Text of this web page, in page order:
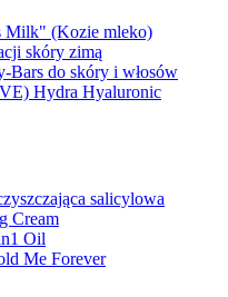
Milk" (Kozie mleko)
skóry zimą
Bars do skóry i włosów
Hydra Hyaluronic
salicylowa
Cream
Oil
Me Forever